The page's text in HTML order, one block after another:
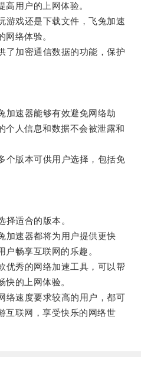
用户的上网体验。
戏还是下载文件，飞兔加速
网络体验。
加密通信数据的功能，保护
速器能够有效避免网络劫
个人信息和数据不会被泄露和
版本可供用户选择，包括免
适合的版本。
速器都将为用户提供更快
畅享互联网的乐趣。
秀的网络加速工具，可以帮
快的上网体验。
速度要求较高的用户，都可
互联网，享受快乐的网络世